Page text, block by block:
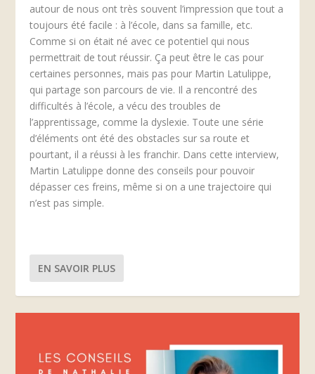
autour de nous ont très souvent l’impression que tout a
toujours été facile : à l’école, dans sa famille, etc.
Comme si on était né avec ce potentiel qui nous
permettrait de tout réussir. Ça peut être le cas pour
certaines personnes, mais pas pour Martin Latulippe,
qui partage son parcours de vie. Il a rencontré des
difficultés à l’école, a vécu des troubles de
l’apprentissage, comme la dyslexie. Toute une série
d’éléments ont été des obstacles sur sa route et
pourtant, il a réussi à les franchir. Dans cette interview,
Martin Latulippe donne des conseils pour pouvoir
dépasser ces freins, même si on a une trajectoire qui
n’est pas simple.
EN SAVOIR PLUS